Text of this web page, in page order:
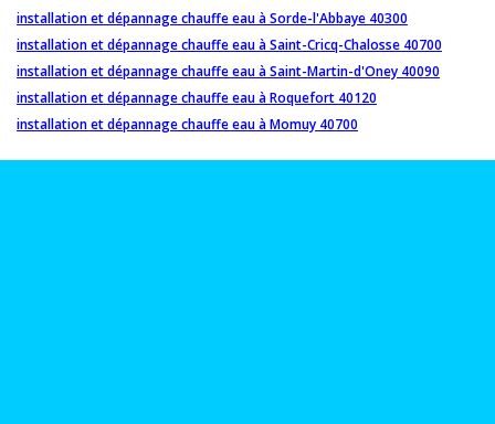
installation et dépannage chauffe eau à Sorde-l'Abbaye 40300
installation et dépannage chauffe eau à Saint-Cricq-Chalosse 40700
installation et dépannage chauffe eau à Saint-Martin-d'Oney 40090
installation et dépannage chauffe eau à Roquefort 40120
installation et dépannage chauffe eau à Momuy 40700